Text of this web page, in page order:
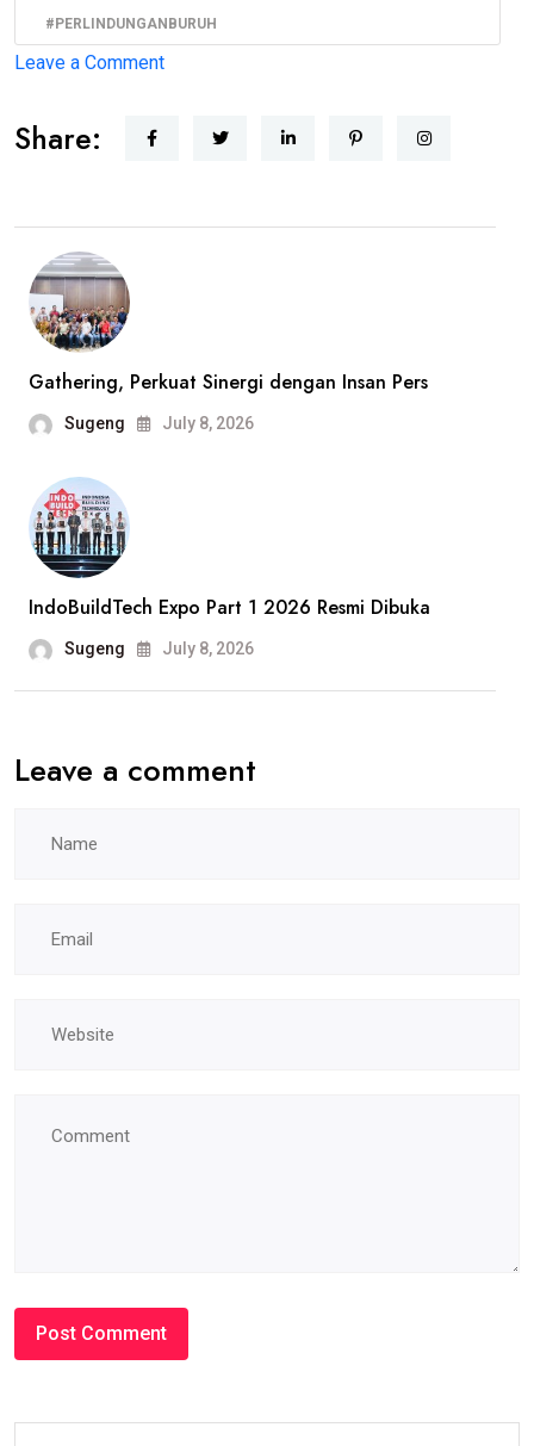
#PERLINDUNGANBURUH
Leave a Commenton
Jakarta
Sorotan
Share:
Gathering, Perkuat Sinergi dengan Insan Pers
Sugeng July 8, 2026
IndoBuildTech Expo Part 1 2026 Resmi Dibuka
Sugeng July 8, 2026
Leave a comment